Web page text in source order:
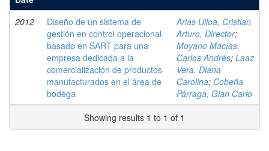
2012
Diseño de un sistema de
gestión en control operacional
basado en SART para una
empresa dedicada a la
comercialización de productos
manufacturados en el área de
bodega
Arias Ulloa, Cristian
Arturo, Director;
Moyano Macías,
Carlos Andrés; Laaz
Vera, Diana
Carolina; Cobeña
Párraga, Gian Carlo
Showing results 1 to 1 of 1